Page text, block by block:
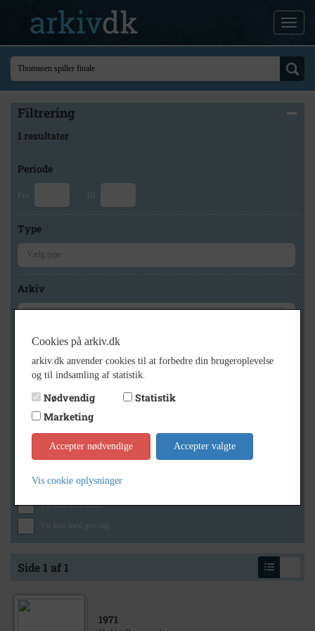
Filtrering
1 resultater
Periode
Fra Til
Type
Arkiv
Geografi
Generelt
Vis kun med billeder
Vis kun med lydklip
Vis kun med kilder
Vis kun med geo-tag
Side 1 af 1
1971
Cookies på arkiv.dk
arkiv.dk anvender cookies til at forbedre din brugeroplevelse
og til indsamling af statistik.
Nødvendig
Statistik
Marketing
Accepter nødvendige Accepter valgte
Vis cookie oplysninger